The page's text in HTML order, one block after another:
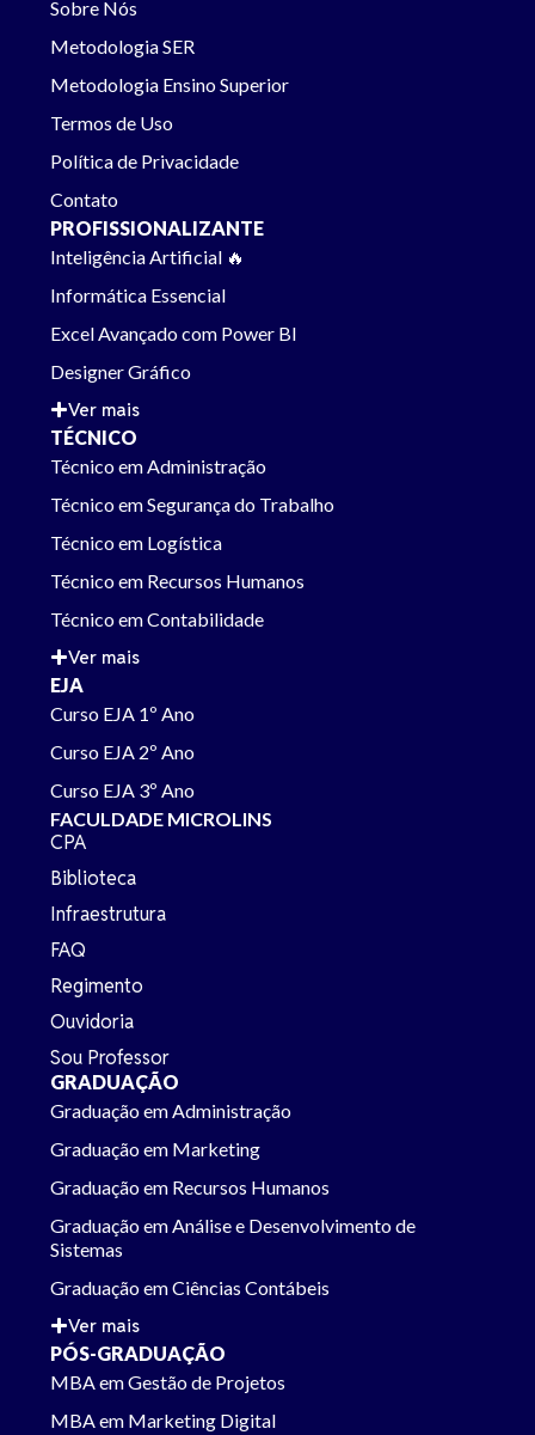
Sobre Nós
Metodologia SER
Metodologia Ensino Superior
Termos de Uso
Política de Privacidade
Contato
PROFISSIONALIZANTE
Inteligência Artificial 🔥
Informática Essencial
Excel Avançado com Power BI
Designer Gráfico
Ver mais
TÉCNICO
Técnico em Administração
Técnico em Segurança do Trabalho
Técnico em Logística
Técnico em Recursos Humanos
Técnico em Contabilidade
Ver mais
EJA
Curso EJA 1º Ano
Curso EJA 2º Ano
Curso EJA 3º Ano
FACULDADE MICROLINS
CPA
Biblioteca
Infraestrutura
FAQ
Regimento
Ouvidoria
Sou Professor
GRADUAÇÃO
Graduação em Administração
Graduação em Marketing
Graduação em Recursos Humanos
Graduação em Análise e Desenvolvimento de
Sistemas
Graduação em Ciências Contábeis
Ver mais
PÓS-GRADUAÇÃO
MBA em Gestão de Projetos
MBA em Marketing Digital